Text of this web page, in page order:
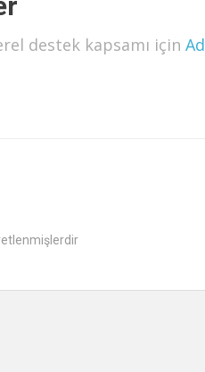
destek kapsamı için